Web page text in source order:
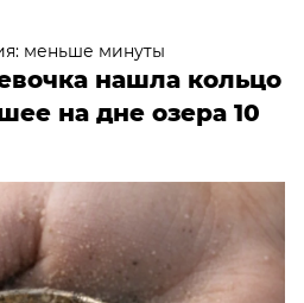
меньше минуты
нашла кольцо
на дне озера 10